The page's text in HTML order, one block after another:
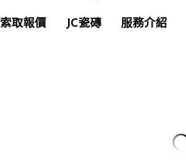
索取報價 JC瓷磚 服務介紹
索取報價 JC瓷磚 服務介紹
$0.00